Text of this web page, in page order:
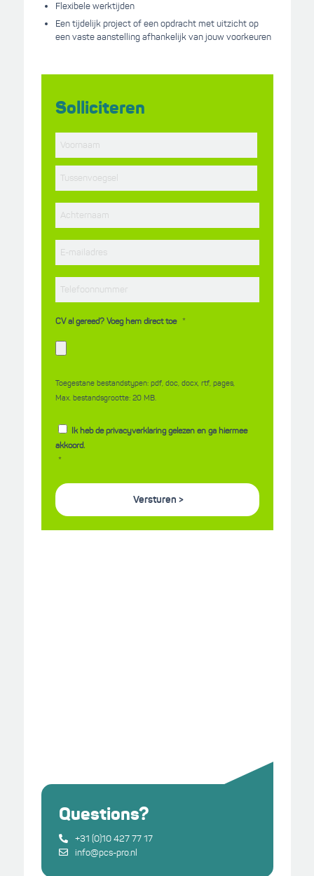
Flexibele werktijden
Een tijdelijk project of een opdracht met uitzicht op
een vaste aanstelling afhankelijk van jouw voorkeuren
Solliciteren
mailadres
CV al gereed? Voeg hem direct toe *
Toegestane bestandstypen: pdf, doc, docx, rtf, pages,
Max. bestandsgrootte: 20 MB.
Ik heb de privacyverklaring gelezen en ga hiermee
akkoord.
*
CAPTCHA
Questions?
+31 (0)10 427 77 17
info@pcs-pro.nl